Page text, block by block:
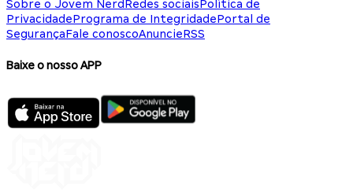
Sobre o Jovem NerdRedes sociaisPolítica de
PrivacidadePrograma de IntegridadePortal de
SegurançaFale conoscoAnuncieRSS
Baixe o nosso APP